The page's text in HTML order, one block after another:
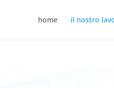
home il nostro